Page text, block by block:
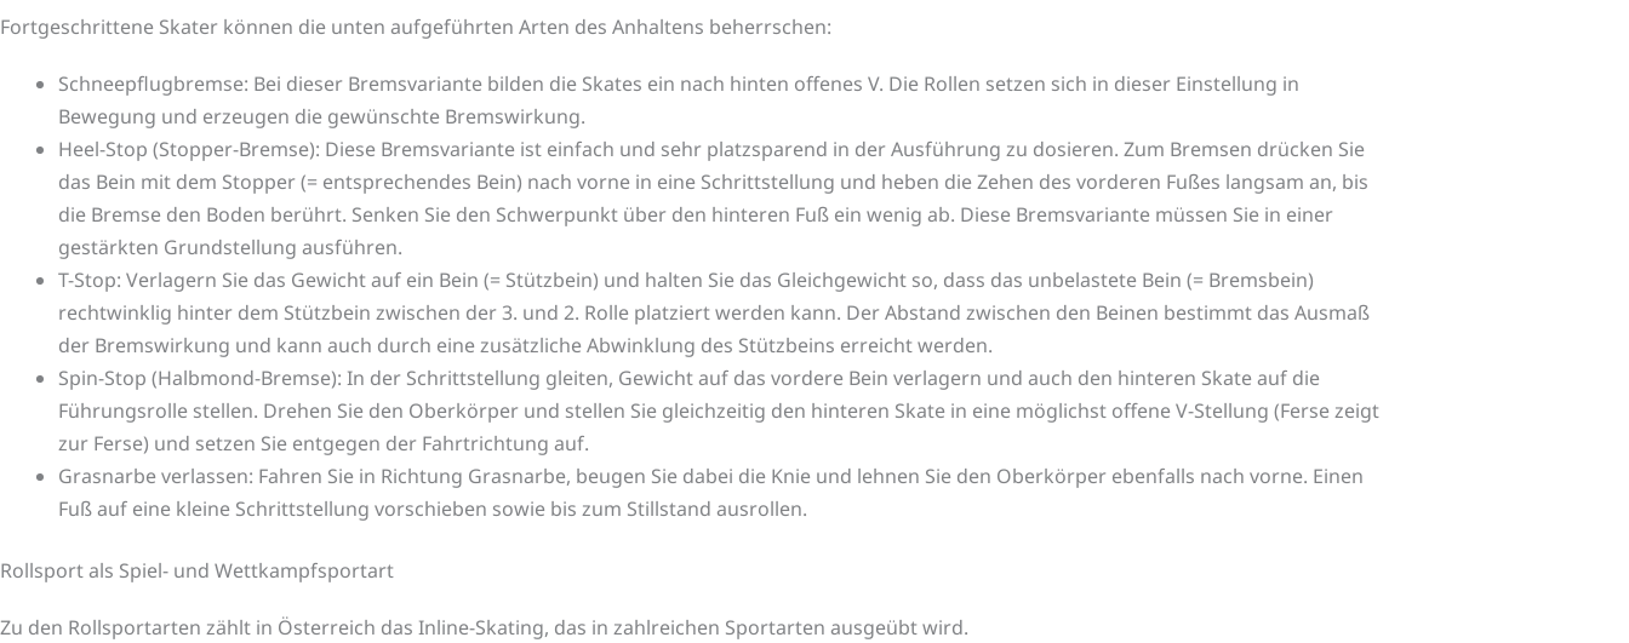
Fortgeschrittene Skater können die unten aufgeführten Arten des Anhaltens beherrschen:
Schneepflugbremse: Bei dieser Bremsvariante bilden die Skates ein nach hinten offenes V. Die Rollen setzen sich in dieser Einstellung in
Bewegung und erzeugen die gewünschte Bremswirkung.
Heel-Stop (Stopper-Bremse): Diese Bremsvariante ist einfach und sehr platzsparend in der Ausführung zu dosieren. Zum Bremsen drücken Sie
das Bein mit dem Stopper (= entsprechendes Bein) nach vorne in eine Schrittstellung und heben die Zehen des vorderen Fußes langsam an, bis
die Bremse den Boden berührt. Senken Sie den Schwerpunkt über den hinteren Fuß ein wenig ab. Diese Bremsvariante müssen Sie in einer
gestärkten Grundstellung ausführen.
T-Stop: Verlagern Sie das Gewicht auf ein Bein (= Stützbein) und halten Sie das Gleichgewicht so, dass das unbelastete Bein (= Bremsbein)
rechtwinklig hinter dem Stützbein zwischen der 3. und 2. Rolle platziert werden kann. Der Abstand zwischen den Beinen bestimmt das Ausmaß
der Bremswirkung und kann auch durch eine zusätzliche Abwinklung des Stützbeins erreicht werden.
Spin-Stop (Halbmond-Bremse): In der Schrittstellung gleiten, Gewicht auf das vordere Bein verlagern und auch den hinteren Skate auf die
Führungsrolle stellen. Drehen Sie den Oberkörper und stellen Sie gleichzeitig den hinteren Skate in eine möglichst offene V-Stellung (Ferse zeigt
zur Ferse) und setzen Sie entgegen der Fahrtrichtung auf.
Grasnarbe verlassen: Fahren Sie in Richtung Grasnarbe, beugen Sie dabei die Knie und lehnen Sie den Oberkörper ebenfalls nach vorne. Einen
Fuß auf eine kleine Schrittstellung vorschieben sowie bis zum Stillstand ausrollen.
Rollsport als Spiel- und Wettkampfsportart
Zu den Rollsportarten zählt in Österreich das Inline-Skating, das in zahlreichen Sportarten ausgeübt wird.